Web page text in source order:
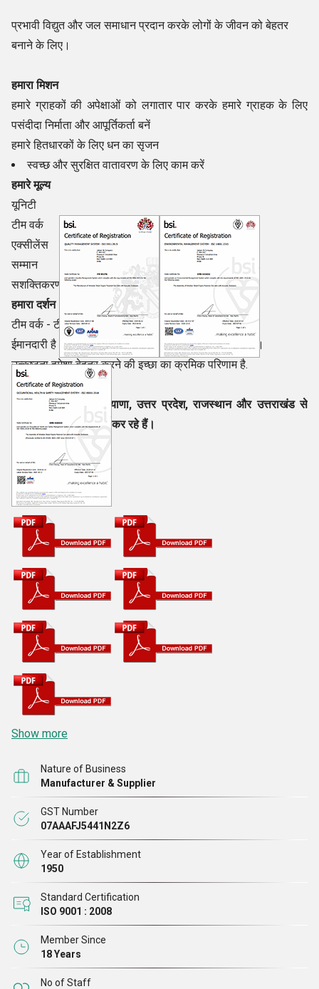
प्रभावी विद्युत और जल समाधान प्रदान करके लोगों के जीवन को बेहतर
बनाने के लिए।
हमारा मिशन
हमारे ग्राहकों की अपेक्षाओं को लगातार पार करके हमारे ग्राहक के लिए
पसंदीदा निर्माता और आपूर्तिकर्ता बनें
हमारे हितधारकों के लिए धन का सृजन
स्वच्छ और सुरक्षित वातावरण के लिए काम करें
हमारे मूल्य
यूनिटी
टीम वर्क
एक्सीलेंस
सम्मान
सशक्तिकरण
हमारा दर्शन
टीम वर्क - टीम को काम करने में मदद करता है
ईमानदारी है - सही काम करना जब कोई आपको नहीं देख रहा हो।
उत्कृष्टता हमेशा बेहतर करने की इच्छा का क्रमिक परिणाम है.
हम ना सोचें
हम दिल्ली, गुजरात, हरियाणा, उत्तर प्रदेश, राजस्थान और उत्तराखंड से
स्थानीय पूछताछ स्वीकार कर रहे हैं।
हम ये सोचें क्या है अर्पण
Show more
Nature of Business
Manufacturer & Supplier
GST Number
07AAAFJ5441N2Z6
Year of Establishment
1950
Standard Certification
ISO 9001 : 2008
Member Since
18 Years
No of Staff